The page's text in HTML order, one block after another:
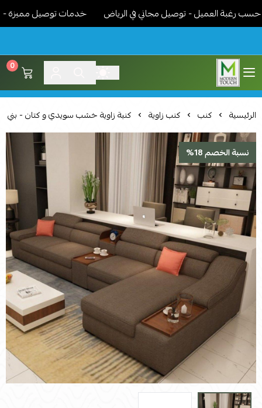
العميل - توصيل مجاني في الرياض خدمات توصيل مميزة - نوصل
اثاث مودرن لمسة عصرية
0
الرئيسية كنب كنب زاوية كنبة زاوية خشب سويدي و كتان - بني
نسبة الخصم 18%